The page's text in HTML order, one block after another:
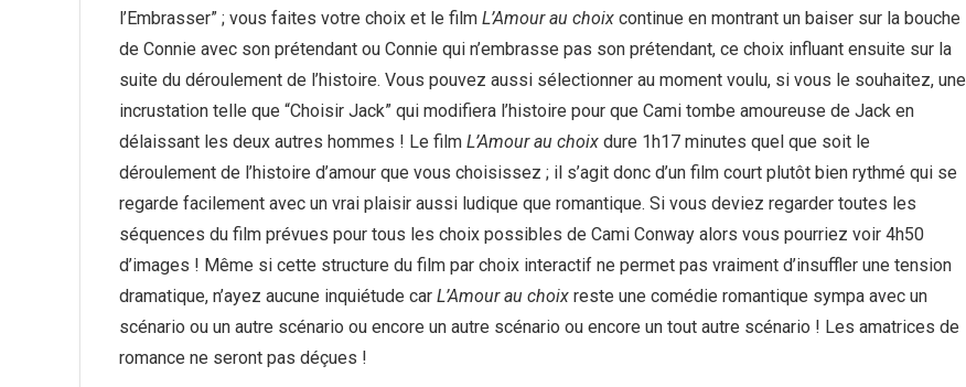
l’Embrasser” ; vous faites votre choix et le film L’Amour au choix continue en montrant un baiser sur la bouche
de Connie avec son prétendant ou Connie qui n’embrasse pas son prétendant, ce choix influant ensuite sur la
suite du déroulement de l’histoire. Vous pouvez aussi sélectionner au moment voulu, si vous le souhaitez, une
incrustation telle que “Choisir Jack” qui modifiera l’histoire pour que Cami tombe amoureuse de Jack en
délaissant les deux autres hommes ! Le film L’Amour au choix dure 1h17 minutes quel que soit le
déroulement de l’histoire d’amour que vous choisissez ; il s’agit donc d’un film court plutôt bien rythmé qui se
regarde facilement avec un vrai plaisir aussi ludique que romantique. Si vous deviez regarder toutes les
séquences du film prévues pour tous les choix possibles de Cami Conway alors vous pourriez voir 4h50
d’images ! Même si cette structure du film par choix interactif ne permet pas vraiment d’insuffler une tension
dramatique, n’ayez aucune inquiétude car L’Amour au choix reste une comédie romantique sympa avec un
scénario ou un autre scénario ou encore un autre scénario ou encore un tout autre scénario ! Les amatrices de
romance ne seront pas déçues !